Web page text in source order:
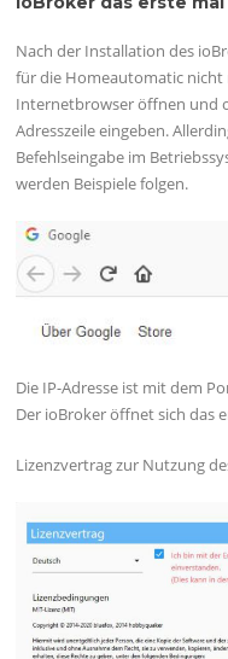
Nach der Installation des
für die Homeautomatic nicht
Internetbrowser öffnen und
Adresszeile eingeben.
Befehlseingabe im
werden Beispiele folgen.
Die IP-Adresse ist mit dem
Der ioBroker öffnet sich das
Lizenzvertrag zur Nutzung